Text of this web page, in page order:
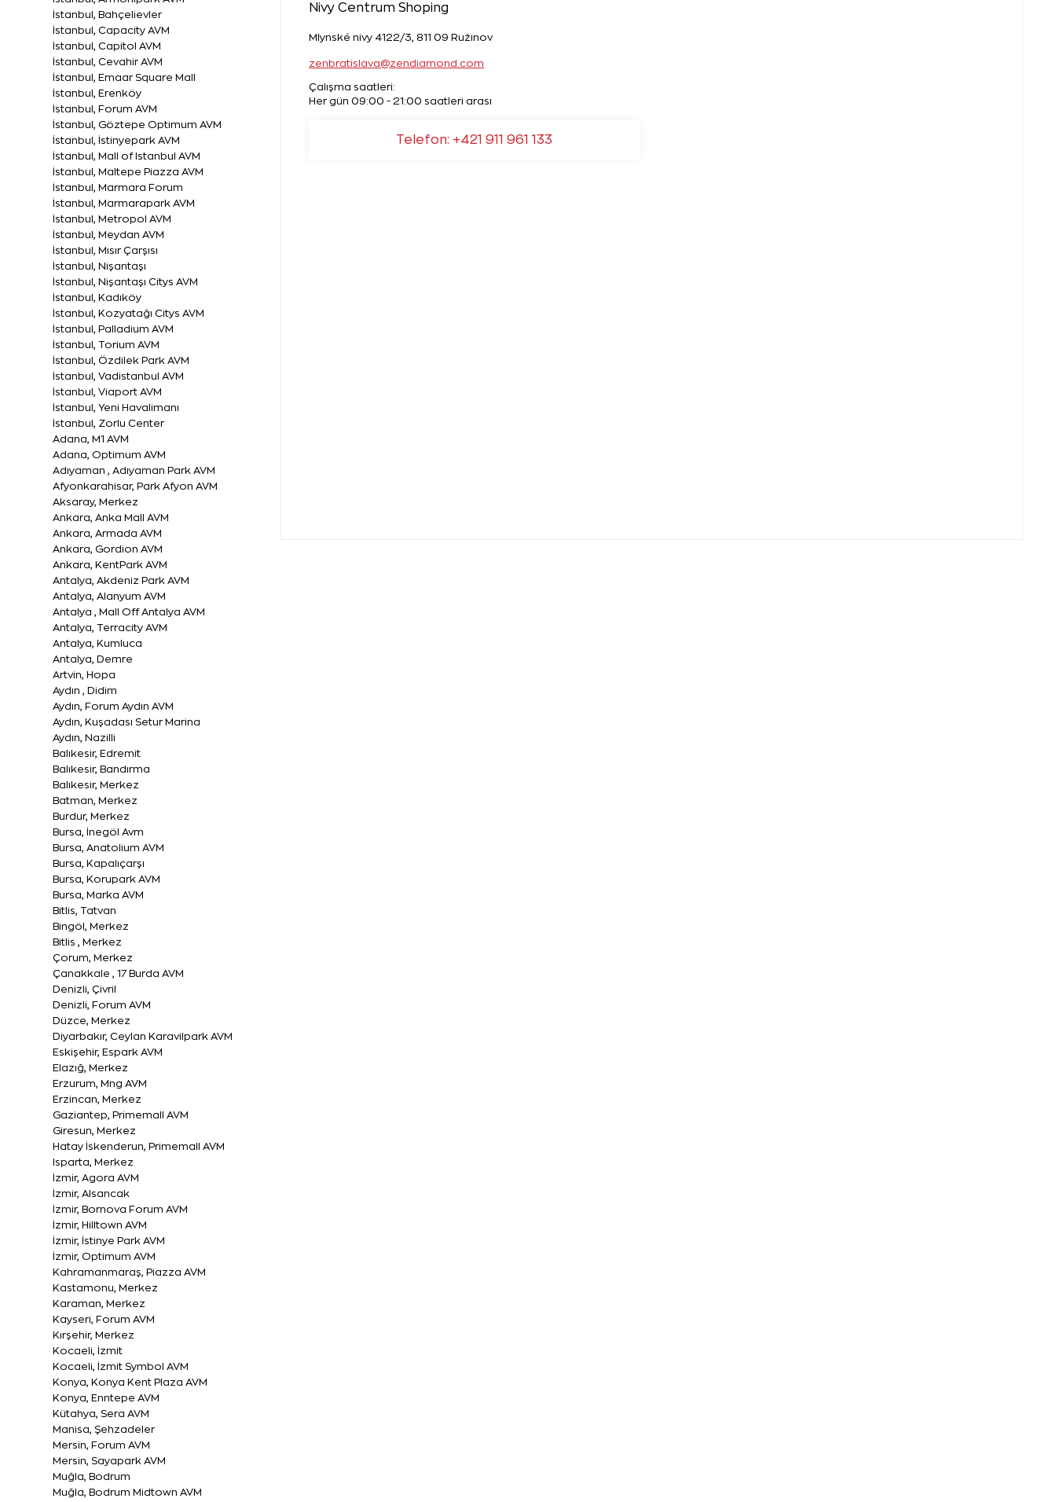
İstanbul, Bahçelievler
İstanbul, Capacity AVM
İstanbul, Capitol AVM
İstanbul, Cevahir AVM
İstanbul, Emaar Square Mall
İstanbul, Erenköy
İstanbul, Forum AVM
İstanbul, Göztepe Optimum AVM
İstanbul, İstinyepark AVM
İstanbul, Mall of Istanbul AVM
İstanbul, Maltepe Piazza AVM
İstanbul, Marmara Forum
İstanbul, Marmarapark AVM
İstanbul, Metropol AVM
İstanbul, Meydan AVM
İstanbul, Mısır Çarşısı
İstanbul, Nişantaşı
İstanbul, Nişantaşı Citys AVM
İstanbul, Kadıköy
İstanbul, Kozyatağı Citys AVM
İstanbul, Palladium AVM
İstanbul, Torium AVM
İstanbul, Özdilek Park AVM
İstanbul, Vadistanbul AVM
İstanbul, Viaport AVM
İstanbul, Yeni Havalimanı
İstanbul, Zorlu Center
Adana, M1 AVM
Adana, Optimum AVM
Adıyaman , Adıyaman Park AVM
Afyonkarahisar, Park Afyon AVM
Aksaray, Merkez
Ankara, Anka Mall AVM
Ankara, Armada AVM
Ankara, Gordion AVM
Ankara, KentPark AVM
Antalya, Akdeniz Park AVM
Antalya, Alanyum AVM
Antalya , Mall Off Antalya AVM
Antalya, Terracity AVM
Antalya, Kumluca
Antalya, Demre
Artvin, Hopa
Aydın , Didim
Aydın, Forum Aydın AVM
Aydın, Kuşadası Setur Marina
Aydın, Nazilli
Balıkesir, Edremit
Balıkesir, Bandırma
Balıkesir, Merkez
Batman, Merkez
Burdur, Merkez
Bursa, İnegöl Avm
Bursa, Anatolium AVM
Bursa, Kapalıçarşı
Bursa, Korupark AVM
Bursa, Marka AVM
Bitlis, Tatvan
Bingöl, Merkez
Bitlis , Merkez
Çorum, Merkez
Çanakkale , 17 Burda AVM
Denizli, Çivril
Denizli, Forum AVM
Düzce, Merkez
Diyarbakır, Ceylan Karavilpark AVM
Eskişehir, Espark AVM
Elazığ, Merkez
Erzurum, Mng AVM
Erzincan, Merkez
Gaziantep, Primemall AVM
Giresun, Merkez
Hatay İskenderun, Primemall AVM
Isparta, Merkez
İzmir, Agora AVM
İzmir, Alsancak
İzmir, Bornova Forum AVM
İzmir, Hilltown AVM
İzmir, İstinye Park AVM
İzmir, Optimum AVM
Kahramanmaraş, Piazza AVM
Kastamonu, Merkez
Karaman, Merkez
Kayseri, Forum AVM
Kırşehir, Merkez
Kocaeli, İzmit
Kocaeli, İzmit Symbol AVM
Konya, Konya Kent Plaza AVM
Konya, Enntepe AVM
Kütahya, Sera AVM
Manisa, Şehzadeler
Mersin, Forum AVM
Mersin, Sayapark AVM
Muğla, Bodrum
Muğla, Bodrum Midtown AVM
Nivy Centrum Shoping
Mlynské nivy 4122/3, 811 09 Ružinov
zenbratislava@zendiamond.com
Çalışma saatleri:
Her gün 09:00 - 21:00 saatleri arası
Telefon: +421 911 961 133